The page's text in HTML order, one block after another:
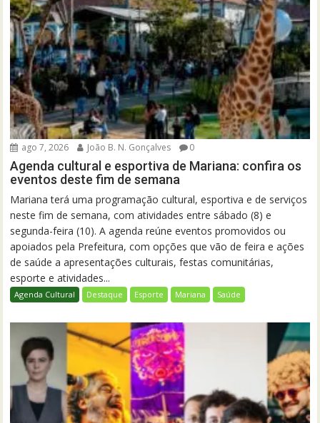
ago 7, 2026 João B. N. Gonçalves 0
Agenda cultural e esportiva de Mariana: confira os
eventos deste fim de semana
Mariana terá uma programação cultural, esportiva e de serviços
neste fim de semana, com atividades entre sábado (8) e
segunda-feira (10). A agenda reúne eventos promovidos ou
apoiados pela Prefeitura, com opções que vão de feira e ações
de saúde a apresentações culturais, festas comunitárias,
esporte e atividades...
Agenda Cultural Destaque Esporte Mariana Saúde